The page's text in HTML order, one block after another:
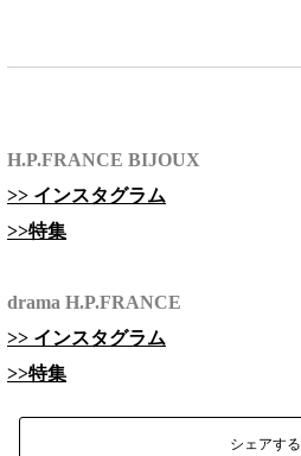
H.P.FRANCE BIJOUX
>> インスタグラム
>>特集
drama H.P.FRANCE
>> インスタグラム
>>特集
シェアする